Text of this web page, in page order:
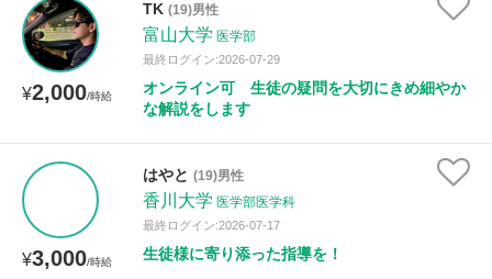
¥2,000/時給
TK (19)男性
富山大学 医学部
最終ログイン:2026-07-29
オンライン可 生徒の疑問を大切にきめ細やか
な解説をします
¥3,000/時給
はやと (19)男性
香川大学 医学部医学科
最終ログイン:2026-07-17
生徒様に寄り添った指導を！